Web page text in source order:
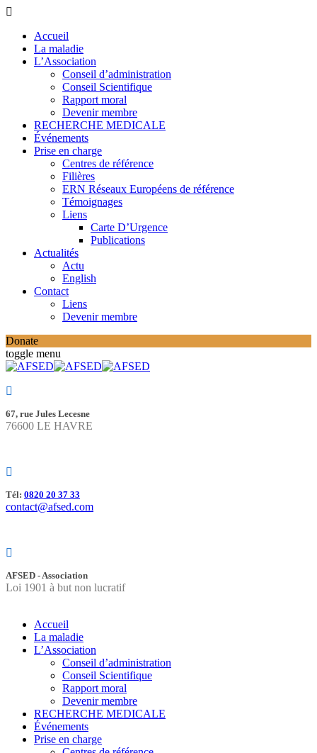
Accueil
La maladie
L’Association
Conseil d’administration
Conseil Scientifique
Rapport moral
Devenir membre
RECHERCHE MEDICALE
Événements
Prise en charge
Centres de référence
Filières
ERN Réseaux Européens de référence
Témoignages
Liens
Carte D’Urgence
Publications
Actualités
Actu
English
Contact
Liens
Devenir membre
Donate
toggle menu
67, rue Jules Lecesne
76600 LE HAVRE
Tél: 0820 20 37 33
contact@afsed.com
AFSED - Association
Loi 1901 à but non lucratif
Accueil
La maladie
L’Association
Conseil d’administration
Conseil Scientifique
Rapport moral
Devenir membre
RECHERCHE MEDICALE
Événements
Prise en charge